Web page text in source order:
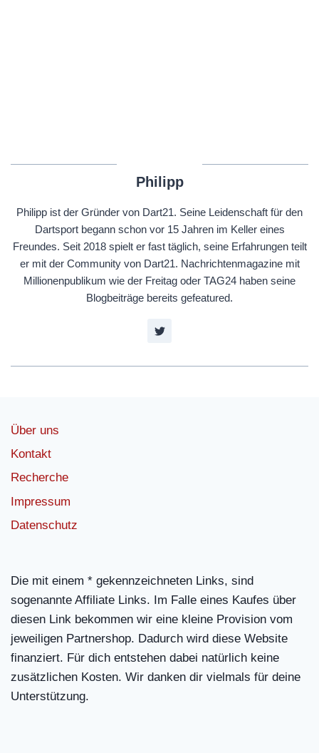
Philipp
Philipp ist der Gründer von Dart21. Seine Leidenschaft für den
Dartsport begann schon vor 15 Jahren im Keller eines
Freundes. Seit 2018 spielt er fast täglich, seine Erfahrungen teilt
er mit der Community von Dart21. Nachrichtenmagazine mit
Millionenpublikum wie der Freitag oder TAG24 haben seine
Blogbeiträge bereits gefeatured.
Über uns
Kontakt
Recherche
Impressum
Datenschutz
Die mit einem * gekennzeichneten Links, sind
sogenannte Affiliate Links. Im Falle eines Kaufes über
diesen Link bekommen wir eine kleine Provision vom
jeweiligen Partnershop. Dadurch wird diese Website
finanziert. Für dich entstehen dabei natürlich keine
zusätzlichen Kosten. Wir danken dir vielmals für deine
Unterstützung.